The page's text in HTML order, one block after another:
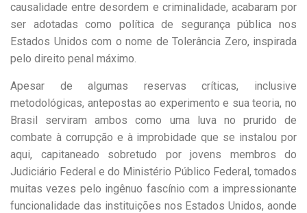
causalidade entre desordem e criminalidade, acabaram por
ser adotadas como política de segurança pública nos
Estados Unidos com o nome de Tolerância Zero, inspirada
pelo direito penal máximo.
Apesar de algumas reservas críticas, inclusive
metodológicas, antepostas ao experimento e sua teoria, no
Brasil serviram ambos como uma luva no prurido de
combate à corrupção e à improbidade que se instalou por
aqui, capitaneado sobretudo por jovens membros do
Judiciário Federal e do Ministério Público Federal, tomados
muitas vezes pelo ingênuo fascínio com a impressionante
funcionalidade das instituições nos Estados Unidos, aonde